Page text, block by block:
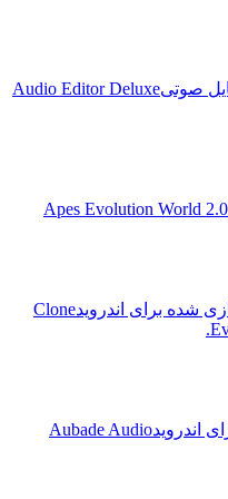
Audio Editor Deluxe
Apes Evolution
Clone
Aubade Audio